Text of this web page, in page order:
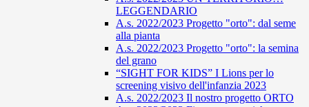
LEGGENDARIO
A.s. 2022/2023 Progetto "orto": dal seme
alla pianta
A.s. 2022/2023 Progetto "orto": la semina
del grano
“SIGHT FOR KIDS” I Lions per lo
screening visivo dell'infanzia 2023
A.s. 2022/2023 Il nostro progetto ORTO